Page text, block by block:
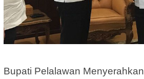
Bupati Pelalawan Menyerahkan